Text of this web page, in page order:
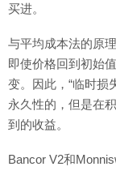
买进。
与平均成本法的原
即使价格回到初始
变。因此，“临时损
永久性的，但是在
到的收益。
Bancor V2和